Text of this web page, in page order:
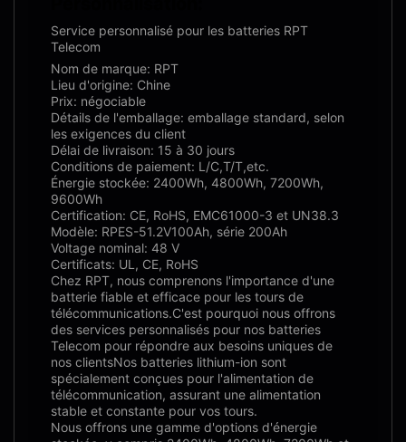
Service personnalisé pour les batteries RPT
Telecom
Nom de marque: RPT
Lieu d'origine: Chine
Prix: négociable
Détails de l'emballage: emballage standard, selon
les exigences du client
Délai de livraison: 15 à 30 jours
Conditions de paiement: L/C,T/T,etc.
Énergie stockée: 2400Wh, 4800Wh, 7200Wh,
9600Wh
Certification: CE, RoHS, EMC61000-3 et UN38.3
Modèle: RPES-51.2V100Ah, série 200Ah
Voltage nominal: 48 V
Certificats: UL, CE, RoHS
Chez RPT, nous comprenons l'importance d'une
batterie fiable et efficace pour les tours de
télécommunications.C'est pourquoi nous offrons
des services personnalisés pour nos batteries
Telecom pour répondre aux besoins uniques de
nos clientsNos batteries lithium-ion sont
spécialement conçues pour l'alimentation de
télécommunication, assurant une alimentation
stable et constante pour vos tours.
Nous offrons une gamme d'options d'énergie